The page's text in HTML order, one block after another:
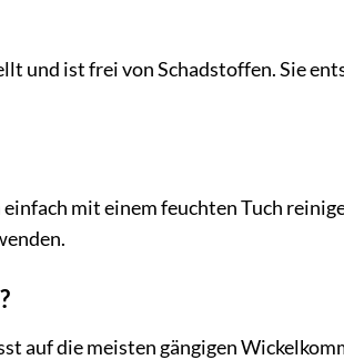
und ist frei von Schadstoffen. Sie
mit einem feuchten Tuch
auf die meisten gängigen